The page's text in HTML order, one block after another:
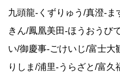
九頭龍-くずりゅう/真澄-ま
きん/鳳凰美田-ほうおうび
い/御慶事-ごけいじ/富士大
りしま/浦里-うらざと/富